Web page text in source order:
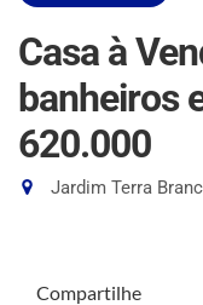
Casa à
banheiros
620.000
Jardim Terra
Compartilhe